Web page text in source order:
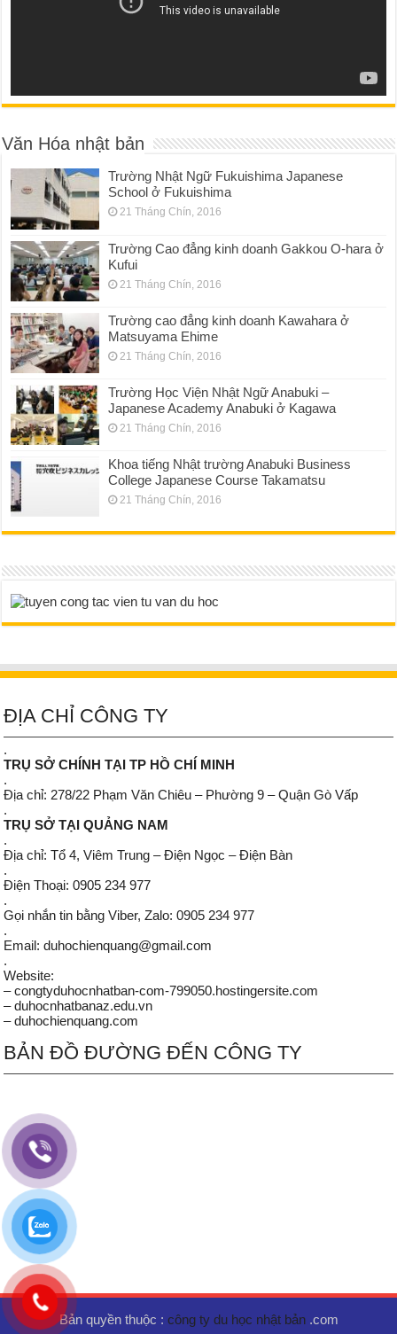
Văn Hóa nhật bản
Trường Nhật Ngữ Fukuishima Japanese
School ở Fukuishima
21 Tháng Chín, 2016
Trường Cao đẳng kinh doanh Gakkou O-hara ở
Kufui
21 Tháng Chín, 2016
Trường cao đẳng kinh doanh Kawahara ở
Matsuyama Ehime
21 Tháng Chín, 2016
Trường Học Viện Nhật Ngữ Anabuki –
Japanese Academy Anabuki ở Kagawa
21 Tháng Chín, 2016
Khoa tiếng Nhật trường Anabuki Business
College Japanese Course Takamatsu
21 Tháng Chín, 2016
ĐỊA CHỈ CÔNG TY
.
TRỤ SỞ CHÍNH TẠI TP HỒ CHÍ MINH
.
Địa chỉ: 278/22 Phạm Văn Chiêu – Phường 9 – Quận Gò Vấp
.
TRỤ SỞ TẠI QUẢNG NAM
.
Địa chỉ: Tổ 4, Viêm Trung – Điện Ngọc – Điện Bàn
.
Điện Thoại: 0905 234 977
.
Gọi nhắn tin bằng Viber, Zalo: 0905 234 977
.
Email: duhochienquang@gmail.com
.
Website:
– congtyduhocnhatban-com-799050.hostingersite.com
– duhocnhatbanaz.edu.vn
– duhochienquang.com
BẢN ĐỒ ĐƯỜNG ĐẾN CÔNG TY
Bản quyền thuộc : công ty du học nhật bản .com